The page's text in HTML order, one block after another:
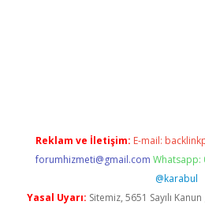
Reklam ve İletişim: E-mail:
forumhizmeti@gmail.com Whatsapp:
@karabul
Yasal Uyarı: Sitemiz, 5651 Sayılı